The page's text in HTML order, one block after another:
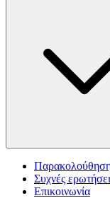
Συχνές
Επικοινωνία